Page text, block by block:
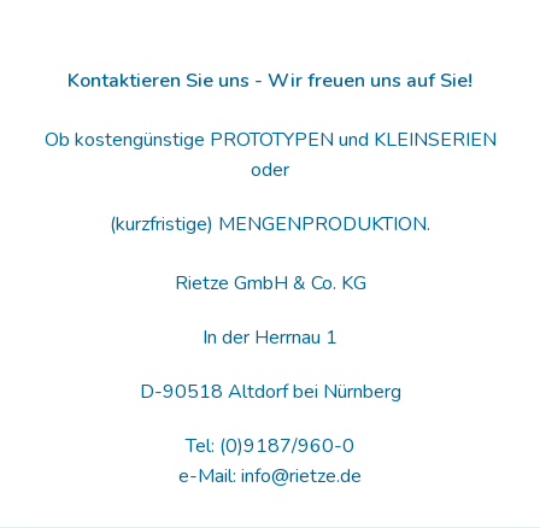
Kontaktieren Sie uns - Wir freuen uns auf Sie!
Ob kostengünstige PROTOTYPEN und KLEINSERIEN
oder
(kurzfristige) MENGENPRODUKTION.
Rietze GmbH & Co. KG
In der Herrnau 1
D-90518 Altdorf bei Nürnberg
Tel: (0)9187/960-0
e-Mail: info@rietze.de